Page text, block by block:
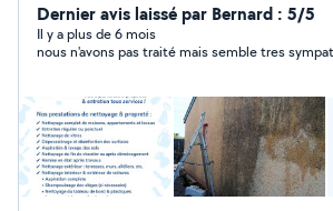
Dernier avis laissé par Bernard : 5/5
Il y a plus de 6 mois
nous n'avons pas traité mais semble tres